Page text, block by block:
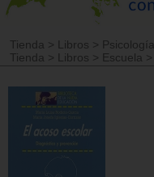
Tienda > Libros > Psicología
Tienda
> Libros > Escuela >